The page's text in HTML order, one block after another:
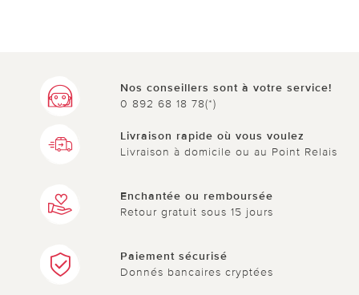
Nos conseillers sont à votre service!
0 892 68 18 78(*)
Livraison rapide où vous voulez
Livraison à domicile ou au Point Relais
Enchantée ou remboursée
Retour gratuit sous 15 jours
Paiement sécurisé
Donnés bancaires cryptées